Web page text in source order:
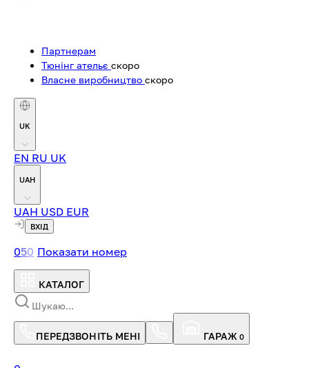
Партнерам
Тюнінг ательє скоро
Власне виробництво скоро
UK
EN RU UK
UAH
UAH USD EUR
ВХІД
050 Показати номер
КАТАЛОГ
ПЕРЕДЗВОНІТЬ МЕНІ ГАРАЖ 0